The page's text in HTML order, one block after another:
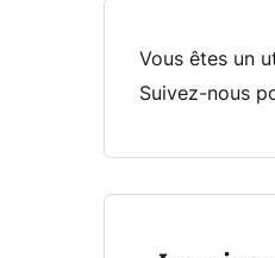
Vous êtes un
Suivez-nous